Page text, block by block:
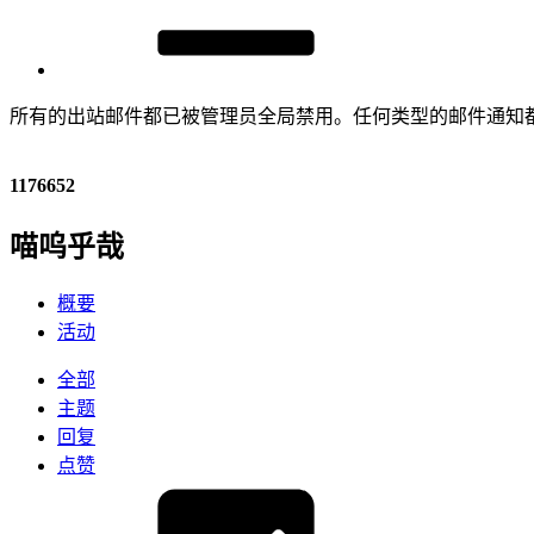
所有的出站邮件都已被管理员全局禁用。任何类型的邮件通知
1176652
喵呜乎哉
概要
活动
全部
主题
回复
点赞